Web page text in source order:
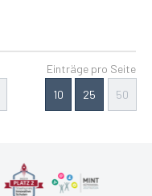
Einträge pro Seite
10
25 50